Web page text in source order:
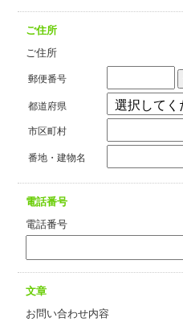
ご住所
ご住所
郵便番号
都道府県
市区町村
番地・建物名
電話番号
電話番号
文章
お問い合わせ内容